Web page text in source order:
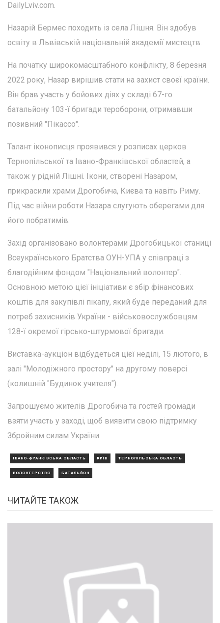
DailyLviv.com.
Назарій Бермес походить із села Лішня. Він здобув
освіту в Львівській національній академії мистецтв.
На початку широкомасштабного конфлікту, 8 березня
2022 року, Назар вирішив стати на захист своєї країни.
Він брав участь у бойових діях у складі 67-го
батальйону 103-ї бригади тероборони, отримавши
позивний "Пікассо".
Талант іконописця проявився у розписах церков
Тернопільської та Івано-Франківської областей, а
також у рідній Лішні. Ікони, створені Назаром,
прикрасили храми Дрогобича, Києва та навіть Риму.
Під час війни роботи Назара слугують оберегами для
його побратимів.
Захід організовано волонтерами Дрогобицької станиці
Всеукраїнського Братства ОУН-УПА у співпраці з
благодійним фондом "Національний волонтер".
Основною метою цієї ініціативи є збір фінансових
коштів для закупівлі пікапу, який буде переданий для
потреб захисників України - військовослужбовцям
128-ї окремої гірсько-штурмової бригади.
Виставка-аукціон відбудеться цієї неділі, 15 лютого, в
залі "Молодіжного простору" на другому поверсі
(колишній "Будинок учителя").
Запрошуємо жителів Дрогобича та гостей громади
взяти участь у заході, щоб виявити свою підтримку
Збройним силам України.
ІВАНО-ФРАНКІВСЬКА ОБЛАСТЬ КИЇВ ТЕРНОПІЛЬСЬКА ОБЛАСТЬ
ВОЛОНТЕРСТВО БАТАЛЬЙОН
ЧИТАЙТЕ ТАКОЖ